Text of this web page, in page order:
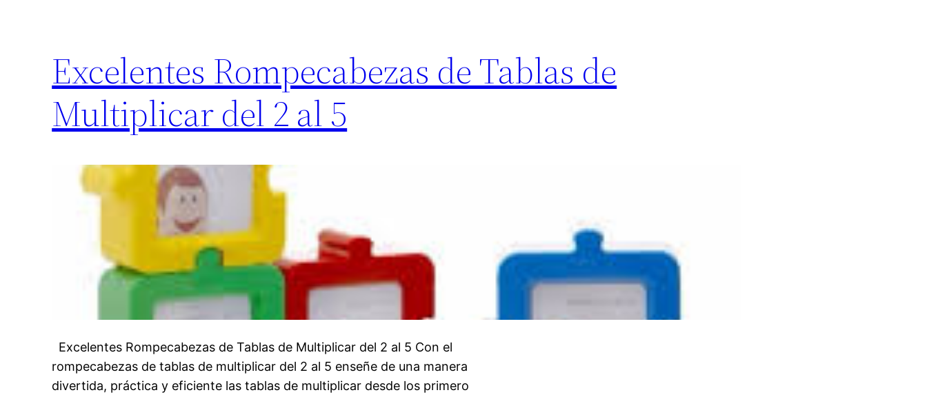
Excelentes Rompecabezas de Tablas de
Multiplicar del 2 al 5
Excelentes Rompecabezas de Tablas de Multiplicar del 2 al 5 Con el
rompecabezas de tablas de multiplicar del 2 al 5 enseñe de una manera
divertida, práctica y eficiente las tablas de multiplicar desde los primero